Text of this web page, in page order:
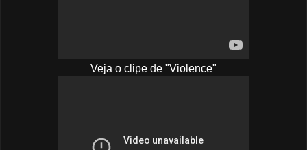
Veja o clipe de "Violence"